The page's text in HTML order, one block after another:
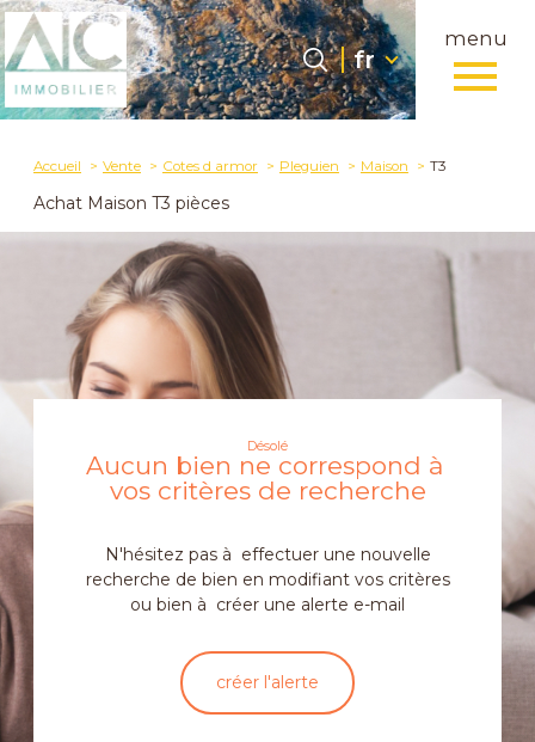
menu
Langue
fr
Accueil 0 Langue
fr
Accueil Vente Cotes d armor Pleguien Maison T3
Achat Maison T3 pièces
Désolé
Aucun bien ne correspond à
vos critères de recherche
N'hésitez pas à effectuer une nouvelle
recherche de bien en modifiant vos critères
ou bien à créer une alerte e-mail
créer l'alerte